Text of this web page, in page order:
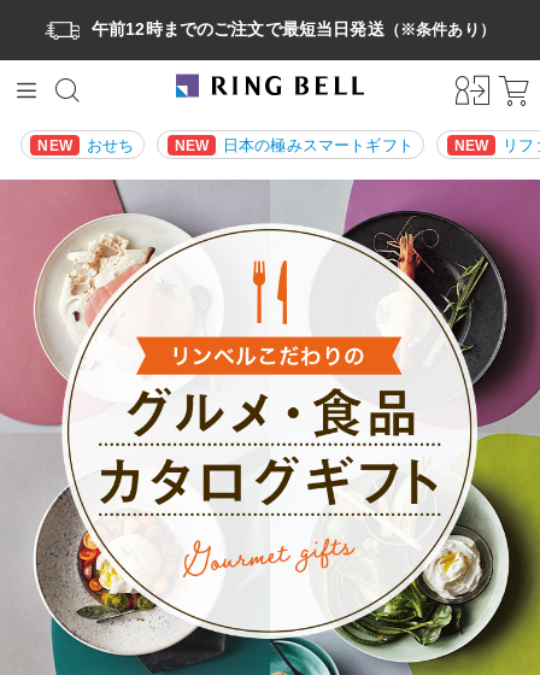
午前12時までのご注文で最短当日発送（※条件あり）
NEW おせち NEW 日本の極みスマートギフト NEW リ